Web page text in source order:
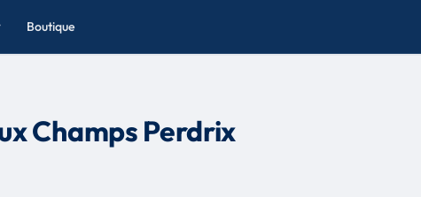
Boutique
Champs Perdrix